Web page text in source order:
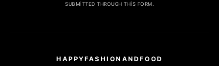
SUBMITTED THROUGH THIS FORM.
HAPPYFASHIONANDFOOD